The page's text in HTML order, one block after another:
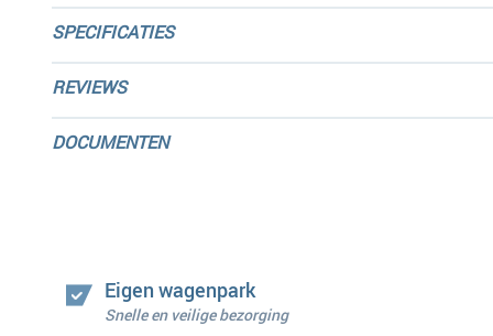
SPECIFICATIES
REVIEWS
DOCUMENTEN
Eigen wagenpark
Snelle en veilige bezorging